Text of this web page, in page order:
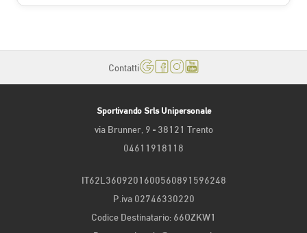
Contatti
Sportivando Srls Unipersonale
via Brunner, 9 - 38121 Trento
04611918118
IT62L3609201600560891596248
P.iva 02746330220
Codice Destinatario: 66OZKW1